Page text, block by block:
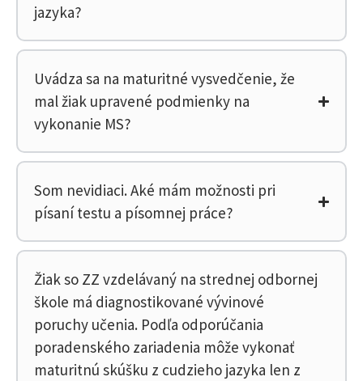
jazyka?
Uvádza sa na maturitné vysvedčenie, že
mal žiak upravené podmienky na
vykonanie MS?
Som nevidiaci. Aké mám možnosti pri
písaní testu a písomnej práce?
Žiak so ZZ vzdelávaný na strednej odbornej
škole má diagnostikované vývinové
poruchy učenia. Podľa odporúčania
poradenského zariadenia môže vykonať
maturitnú skúšku z cudzieho jazyka len z